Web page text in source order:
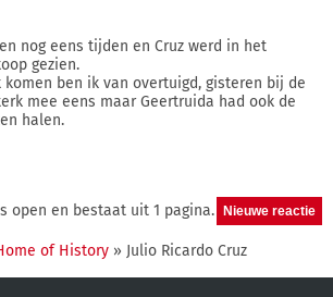
nog eens tijden en Cruz werd in het
gezien.
komen ben ik van overtuigd, gisteren bij de
mee eens maar Geertruida had ook de
halen.
open en bestaat uit 1 pagina.
of History » Julio Ricardo Cruz